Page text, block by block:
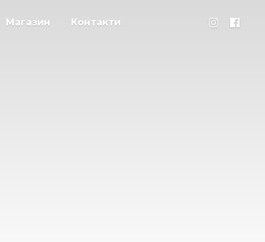
Магазин Контакти